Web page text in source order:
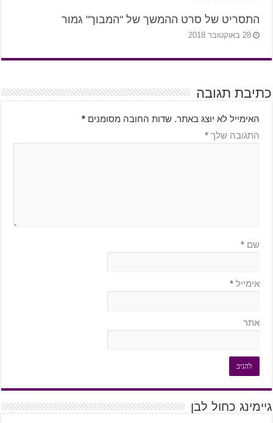
התסריט של סרט ההמשך של "המבוך" גמור
28 באוקטובר 2018
כתיבת תגובה
האימייל לא יוצג באתר. שדות החובה מסומנים *
התגובה שלך *
שם *
אימייל *
אתר
גיימינג כחול לבן